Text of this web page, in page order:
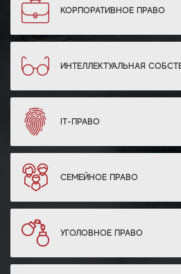
КОРПОРАТИВНОЕ ПРАВО
ИНТЕЛЛЕКТУАЛЬНАЯ
IT-ПРАВО
СЕМЕЙНОЕ ПРАВО
УГОЛОВНОЕ ПРАВО